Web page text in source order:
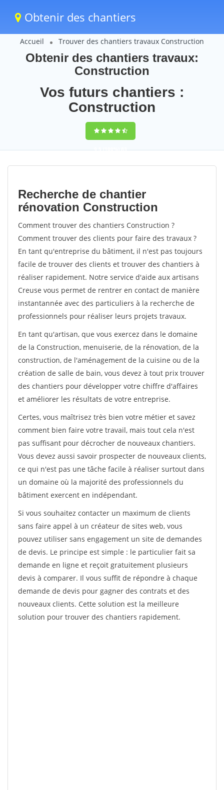
Obtenir des chantiers
Accueil Trouver des chantiers travaux Construction
Obtenir des chantiers travaux:
Construction
Vos futurs chantiers :
Construction
9,5(100%)83
votes
Recherche de chantier
rénovation Construction
Comment trouver des chantiers Construction ?
Comment trouver des clients pour faire des travaux ?
En tant qu'entreprise du bâtiment, il n'est pas toujours
facile de trouver des clients et trouver des chantiers à
réaliser rapidement. Notre service d'aide aux artisans
Creuse vous permet de rentrer en contact de manière
instantannée avec des particuliers à la recherche de
professionnels pour réaliser leurs projets travaux.
En tant qu'artisan, que vous exercez dans le domaine
de la Construction, menuiserie, de la rénovation, de la
construction, de l'aménagement de la cuisine ou de la
création de salle de bain, vous devez à tout prix trouver
des chantiers pour développer votre chiffre d'affaires
et améliorer les résultats de votre entreprise.
Certes, vous maîtrisez très bien votre métier et savez
comment bien faire votre travail, mais tout cela n'est
pas suffisant pour décrocher de nouveaux chantiers.
Vous devez aussi savoir prospecter de nouveaux clients,
ce qui n'est pas une tâche facile à réaliser surtout dans
un domaine où la majorité des professionnels du
bâtiment exercent en indépendant.
Si vous souhaitez contacter un maximum de clients
sans faire appel à un créateur de sites web, vous
pouvez utiliser sans engagement un site de demandes
de devis. Le principe est simple : le particulier fait sa
demande en ligne et reçoit gratuitement plusieurs
devis à comparer. Il vous suffit de répondre à chaque
demande de devis pour gagner des contrats et des
nouveaux clients. Cette solution est la meilleure
solution pour trouver des chantiers rapidement.